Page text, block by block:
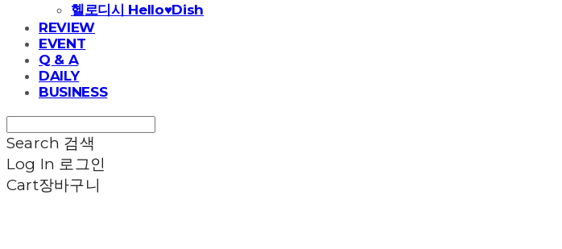
헬로디시 Hello♥Dish
REVIEW
EVENT
Q & A
DAILY
BUSINESS
Search 검색
Log In 로그인
Cart장바구니